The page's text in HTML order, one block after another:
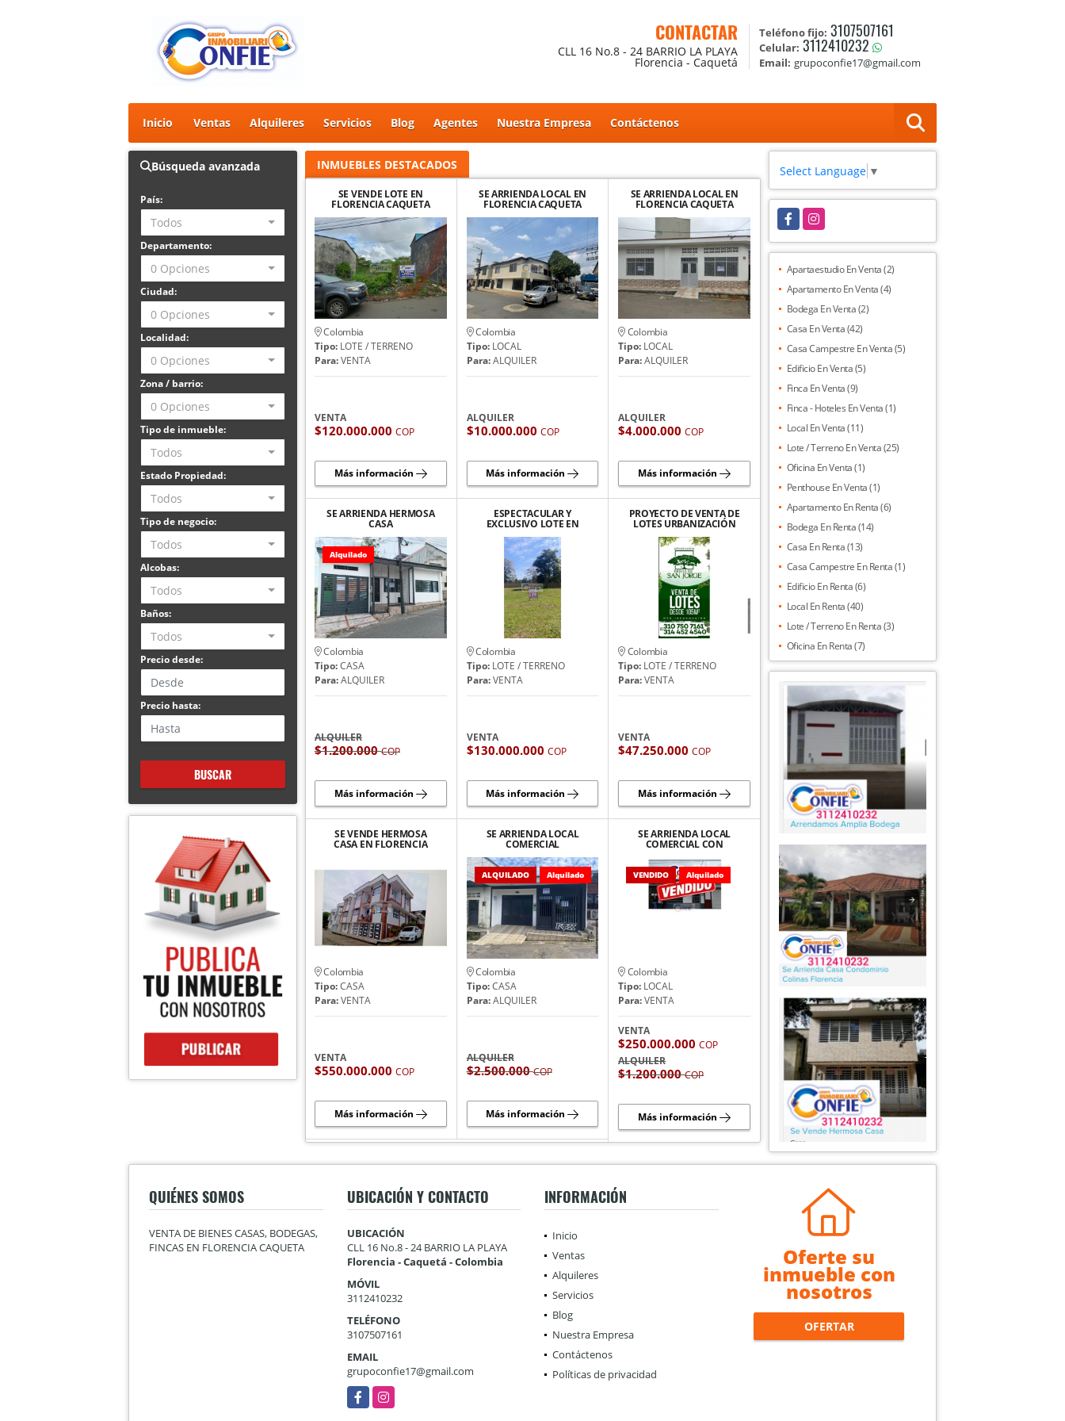
CONTACTAR
CLL 16 No.8 - 24 BARRIO LA PLAYA
Florencia - Caquetá
Teléfono fijo: 3107507161
Celular: 3112410232
Email: grupoconfie17@gmail.com
Inicio Ventas Alquileres Servicios Blog Agentes Nuestra Empresa Contáctenos
Búsqueda avanzada
País:
Todos
Departamento:
0 Opciones
Ciudad:
0 Opciones
Localidad:
0 Opciones
Zona / barrio:
0 Opciones
Tipo de inmueble:
Todos
Estado Propiedad:
Todos
Tipo de negocio:
Todos
Alcobas:
Todos
Baños:
Todos
Precio desde:
Precio hasta:
BUSCAR
INMUEBLES DESTACADOS
SE VENDE LOTE EN
FLORENCIA CAQUETA
Colombia
Tipo: LOTE / TERRENO
Para:VENTA
VENTA
$120.000.000 COP
Más información
SE ARRIENDA LOCAL EN
FLORENCIA CAQUETA
Colombia
Tipo:LOCAL
Para:ALQUILER
ALQUILER
$10.000.000 COP
Más información
SE ARRIENDA LOCAL EN
FLORENCIA CAQUETA
Colombia
Tipo: LOCAL
Para:ALQUILER
ALQUILER
$4.000.000COP
Más información
SE ARRIENDA HERMOSA
CASA
Alquilado
Colombia
Tipo:CASA
Para:ALQUILER
ALQUILER
$1.200.000COP
Más información
ESPECTACULAR Y
EXCLUSIVO LOTE EN
VENTA
Colombia
Tipo:LOTE / TERRENO
Para:VENTA
VENTA
$130.000.000 COP
Más información
PROYECTO DE VENTA DE
LOTES URBANIZACIÓN
BRISAS DE SAN JORGE
Colombia
Tipo: LOTE / TERRENO
Para:VENTA
VENTA
$47.250.000COP
Más información
SE VENDE HERMOSA
CASA EN FLORENCIA
Colombia
Tipo:CASA
Para:VENTA
VENTA
$550.000.000 COP
Más información
SE ARRIENDA LOCAL
COMERCIAL
ALQUILADO Alquilado
Colombia
Tipo:CASA
Para:ALQUILER
ALQUILER
$2.500.000COP
Más información
SE ARRIENDA LOCAL
COMERCIAL CON
VENTA EN FLORENCIA
VENDIDO Alquilado
Colombia
Tipo: LOCAL
Para:VENTA
VENTA
$250.000.000COP
ALQUILER
$1.200.000COP
Más información
Select Language ▼
FacebookInstagram
Apartaestudio En Venta (2)
Apartamento En Venta (4)
Bodega En Venta (2)
Casa En Venta (42)
Casa Campestre En Venta (5)
Edificio En Venta (5)
Finca En Venta (9)
Finca - Hoteles En Venta (1)
Local En Venta (11)
Lote / Terreno En Venta (25)
Oficina En Venta (1)
Penthouse En Venta (1)
Apartamento En Renta (6)
Bodega En Renta (14)
Casa En Renta (13)
Casa Campestre En Renta (1)
Edificio En Renta (6)
Local En Renta (40)
Lote / Terreno En Renta (3)
Oficina En Renta (7)
QUIÉNES SOMOS
VENTA DE BIENES CASAS, BODEGAS,
FINCAS EN FLORENCIA CAQUETA
UBICACIÓN Y CONTACTO
UBICACIÓN
CLL 16 No.8 - 24 BARRIO LA PLAYA
Florencia - Caquetá - Colombia
MÓVIL
3112410232
TELÉFONO
3107507161
EMAIL
grupoconfie17@gmail.com
FacebookInstagram
INFORMACIÓN
Inicio
Ventas
Alquileres
Servicios
Blog
Nuestra Empresa
Contáctenos
Políticas de privacidad
Oferte su
inmueble con
nosotros
OFERTAR